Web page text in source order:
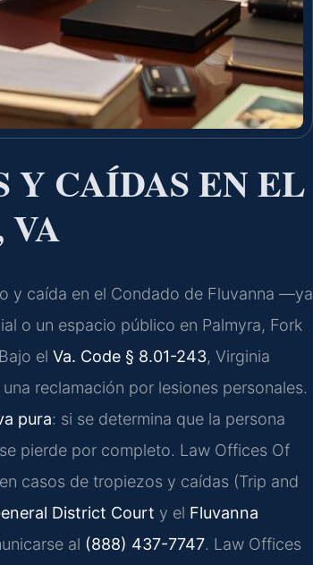
Y CAÍDAS EN EL
VA
y caída en el Condado de Fluvanna —ya
o un espacio público en Palmyra, Fork
el Va. Code § 8.01-243, Virginia
reclamación por lesiones personales.
pura: si se determina que la persona
pierde por completo. Law Offices Of
casos de tropiezos y caídas (Trip and
District Court y el Fluvanna
al (888) 437-7747. Law Offices